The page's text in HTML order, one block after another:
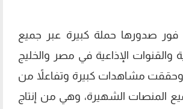
صدورها حملة كبيرة عبر جميع
والقنوات الإذاعية في مصر والخليج
وحققت مشاهدات كبيرة وتفاعلاً من
المنصات الشهيرة، وهي من إنتاج